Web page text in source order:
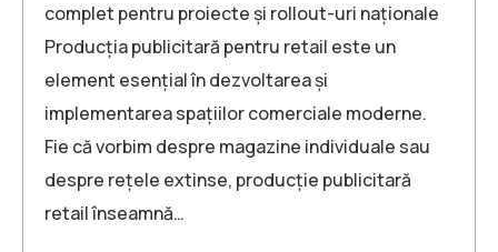
complet pentru proiecte și rollout-uri naționale
Producția publicitară pentru retail este un
element esențial în dezvoltarea și
implementarea spațiilor comerciale moderne.
Fie că vorbim despre magazine individuale sau
despre rețele extinse, producție publicitară
retail înseamnă…